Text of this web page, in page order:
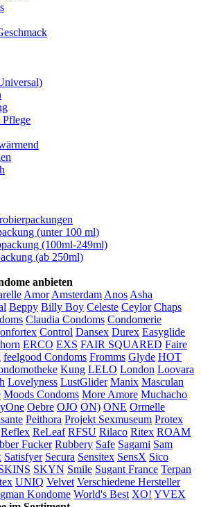
(unter 100 ml)
(100ml-249ml)
(ab 250ml)
anbieten
Amor Amsterdam Anos Asha
Beppy Billy Boy Celeste Ceylor Chaps
Claudia Condoms Condomerie
Control Dansex Durex Easyglide
ERCO EXS FAIR SQUARED Faire
feelgood Condoms Fromms Glyde HOT
Kung LELO London Loovara
Lovelyness LustGlider Manix Masculan
Moods Condoms More Amore Muchacho
Oebre OJO ON) ONE Ormelle
Peithora Projekt Sexmuseum Protex
Reflex ReLeaf RFSU Rilaco Ritex ROAM
Fucker Rubbery Safe Sagami Sam
Satisfyer Secura Sensitex SensX Sico
SKYN Smile Sugant France Terpan
UNIQ Velvet Verschiedene Hersteller
Kondome World's Best XO! YVEX